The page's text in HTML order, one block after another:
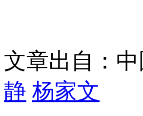
文章出自：
静 杨家文